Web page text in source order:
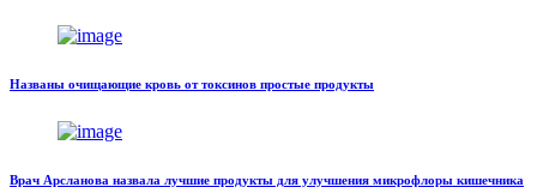
Названы очищающие кровь от токсинов простые продукты
Врач Арсланова назвала лучшие продукты для улучшения микрофлоры кишечника